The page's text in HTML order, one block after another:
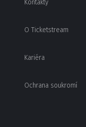
Kontakty
O Ticketstream
Kariéra
Ochrana soukromí